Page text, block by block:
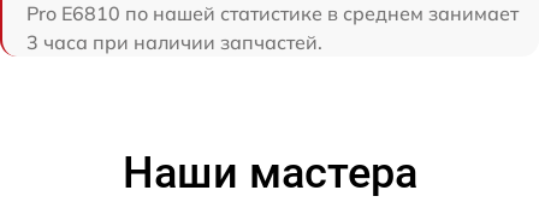
Pro E6810 по нашей статистике в среднем занимает
3 часа при наличии запчастей.
Наши мастера